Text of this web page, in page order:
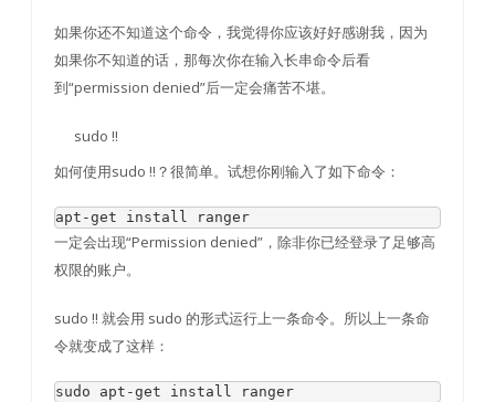
如果你还不知道这个命令，我觉得你应该好好感谢我，因为
如果你不知道的话，那每次你在输入长串命令后看
到“permission denied”后一定会痛苦不堪。
sudo !!
如何使用sudo !!？很简单。试想你刚输入了如下命令：
apt -get install ranger
一定会出现“Permission denied”，除非你已经登录了足够高
权限的账户。
sudo !! 就会用 sudo 的形式运行上一条命令。所以上一条命
令就变成了这样：
sudo apt -get install ranger